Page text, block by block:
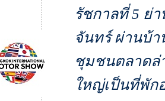
รัชกาลที่ 5 ย่
จันทร์ ผ่านบ้า
ชุมชนตลาดล่
ใหญ่เป็นที่พัก